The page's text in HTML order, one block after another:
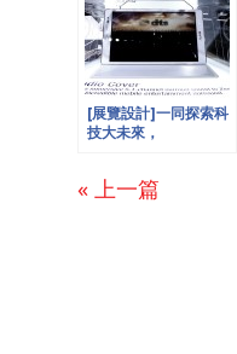
[展覽設計]一同探索科
技大未來，
OYA presents
« 上一篇